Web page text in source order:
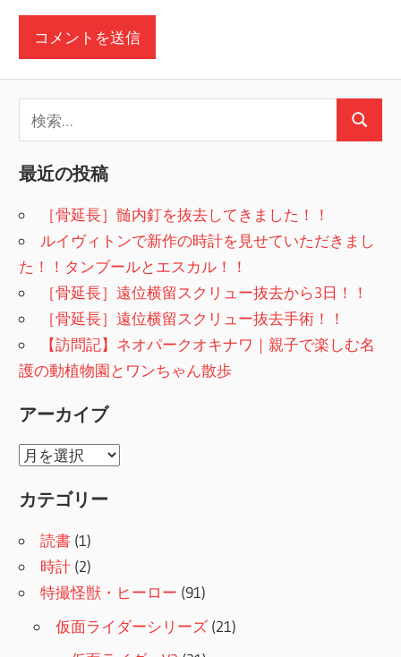
索:
検
最近の投稿
［骨延長］髄内釘を抜去してきました！！
ルイヴィトンで新作の時計を見せていただきまし
た！！タンブールとエスカル！！
［骨延長］遠位横留スクリュー抜去から3日！！
［骨延長］遠位横留スクリュー抜去手術！！
【訪問記】ネオパークオキナワ｜親子で楽しむ名
護の動植物園とワンちゃん散歩
アーカイブ
ア
カ
カテゴリー
読書 (1)
時計 (2)
特撮怪獣・ヒーロー (91)
仮面ライダーシリーズ (21)